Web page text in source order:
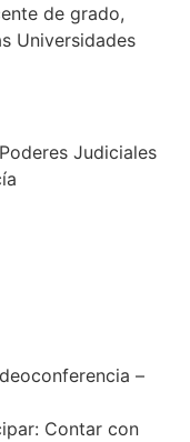
de grado,
Universidades
Judiciales
–
Contar con